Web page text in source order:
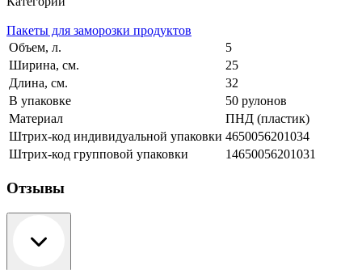
Пакеты для заморозки продуктов
Объем, л.
5
Ширина, см.
25
Длина, см.
32
В упаковке
50 рулонов
Материал
ПНД (пластик)
Штрих-код индивидуальной упаковки 4650056201034
Штрих-код групповой упаковки
14650056201031
Отзывы